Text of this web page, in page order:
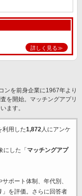
詳しく見る≫
ンを前身企業に1967年より
を開始。マッチングアプリ
ます。
利用した1,872人にアンケ
にした「 マッチングアプ
ポート体制、年代別、
」を評価。さらに回答者